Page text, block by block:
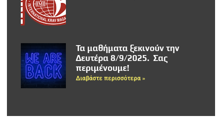
Τα μαθήματα ξεκινούν την
Δευτέρα 8/9/2025. Σας
περιμένουμε!
Διαβάστε περισσότερα »